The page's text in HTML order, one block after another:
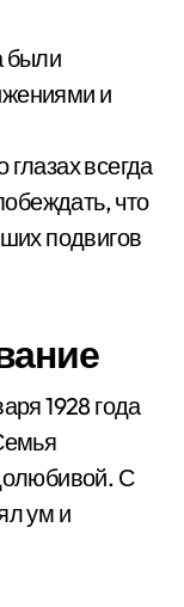
были
и
всегда
что
подвигов
1928 года
С
ум и